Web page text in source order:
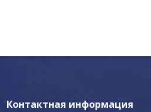
Контактная информация